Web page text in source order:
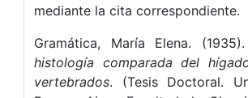
mediante la cita correspondiente.
Gramática, María Elena.
histología comparada del
vertebrados. (Tesis Doctoral.